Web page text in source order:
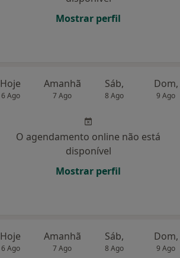
Mostrar perfil
Hoje
6 Ago
Amanhã
7 Ago
Sáb,
8 Ago
Dom,
9 Ago
O agendamento online não está
disponível
Mostrar perfil
Hoje
6 Ago
Amanhã
7 Ago
Sáb,
8 Ago
Dom,
9 Ago